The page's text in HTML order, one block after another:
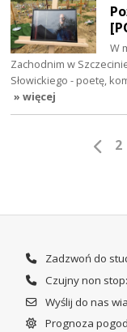
W
Zachodnim w
Słowickiego - poetę,
» więcej
2
Zadzwoń do
Czujny non
Wyślij do nas
Prognoza